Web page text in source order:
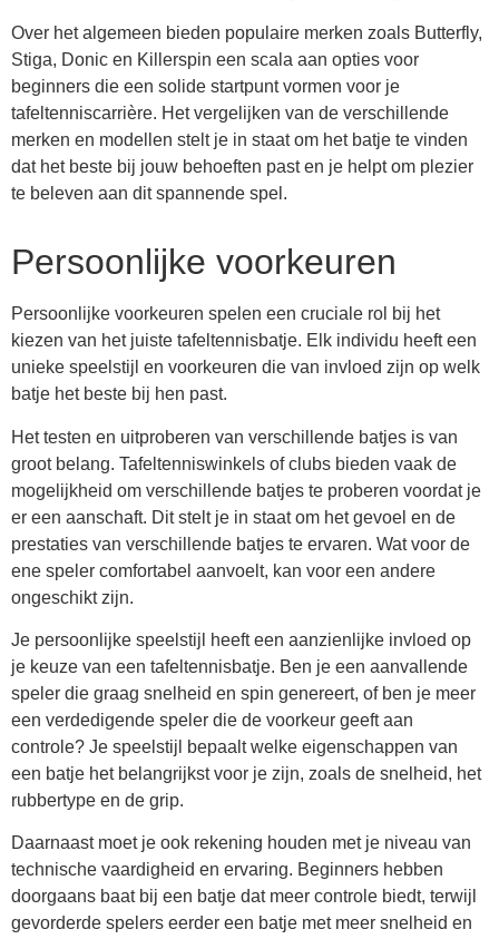
Over het algemeen bieden populaire merken zoals Butterfly,
Stiga, Donic en Killerspin een scala aan opties voor
beginners die een solide startpunt vormen voor je
tafeltenniscarrière. Het vergelijken van de verschillende
merken en modellen stelt je in staat om het batje te vinden
dat het beste bij jouw behoeften past en je helpt om plezier
te beleven aan dit spannende spel.
Persoonlijke voorkeuren
Persoonlijke voorkeuren spelen een cruciale rol bij het
kiezen van het juiste tafeltennisbatje. Elk individu heeft een
unieke speelstijl en voorkeuren die van invloed zijn op welk
batje het beste bij hen past.
Het testen en uitproberen van verschillende batjes is van
groot belang. Tafeltenniswinkels of clubs bieden vaak de
mogelijkheid om verschillende batjes te proberen voordat je
er een aanschaft. Dit stelt je in staat om het gevoel en de
prestaties van verschillende batjes te ervaren. Wat voor de
ene speler comfortabel aanvoelt, kan voor een andere
ongeschikt zijn.
Je persoonlijke speelstijl heeft een aanzienlijke invloed op
je keuze van een tafeltennisbatje. Ben je een aanvallende
speler die graag snelheid en spin genereert, of ben je meer
een verdedigende speler die de voorkeur geeft aan
controle? Je speelstijl bepaalt welke eigenschappen van
een batje het belangrijkst voor je zijn, zoals de snelheid, het
rubbertype en de grip.
Daarnaast moet je ook rekening houden met je niveau van
technische vaardigheid en ervaring. Beginners hebben
doorgaans baat bij een batje dat meer controle biedt, terwijl
gevorderde spelers eerder een batje met meer snelheid en